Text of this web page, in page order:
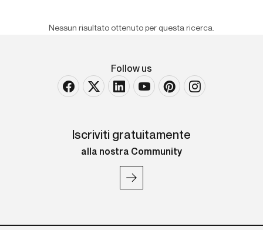
Nessun risultato ottenuto per questa ricerca.
Follow us
Iscriviti gratuitamente
alla nostra Community